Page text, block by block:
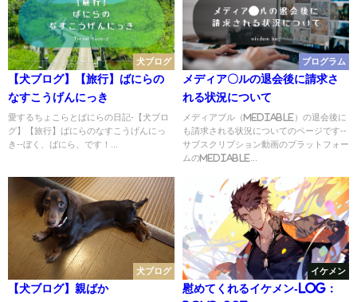
犬ブログ
【犬ブログ】【旅行】ばにらの
なすこうげんにっき
愛するちょこらとばにらの日記-【犬ブロ
グ】【旅行】ばにらのなすこうげんにっ
き--ぼく、ばにら、です！...
プログラム
メディア〇ルの退会後に請求さ
れる状況について
メディアブル（mediable）の退会後に
も請求される状況についてのページです--
サブスクリプション動画のプラットフォー
ムのmediable...
犬ブログ
【犬ブログ】親ばか
イケメン
慰めてくれるイケメン-Log：